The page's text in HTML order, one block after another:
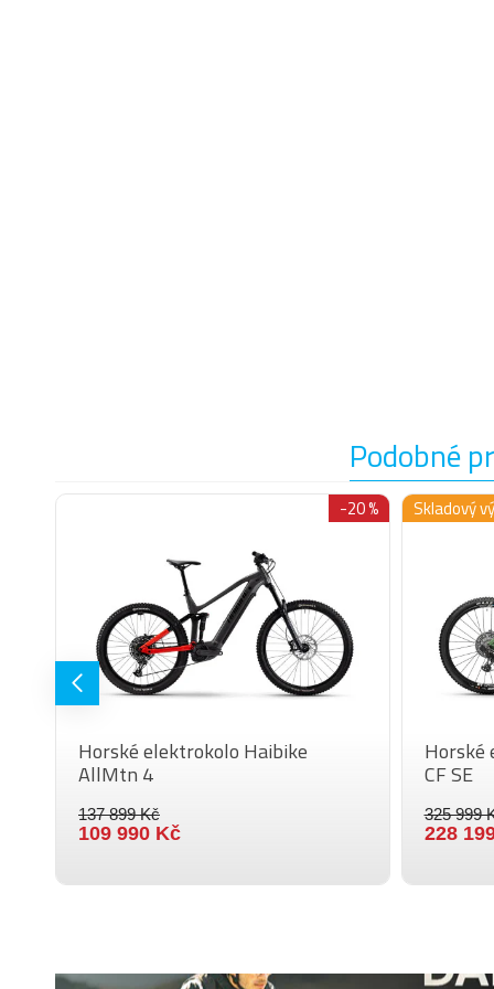
Podobné
-20 %
Horské elektrokolo Haibike
AllMtn 4
137 899 Kč
109 990 Kč
Skladový
Horské
CF SE
325 999
228